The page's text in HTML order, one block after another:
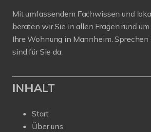
Mit umfassendem Fachwissen und
beraten wir Sie in allen Fragen rund um
Ihre Wohnung in Mannheim.
sind für Sie da.
INHALT
Start
Über uns